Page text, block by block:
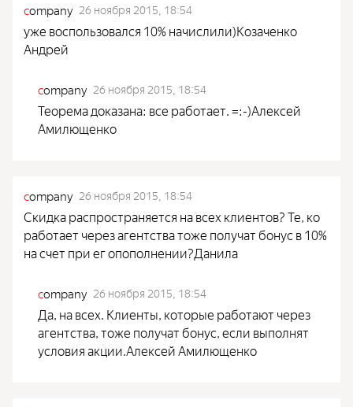
company 26 ноября 2015, 18:54
уже воспользовался 10% начислили)Козаченко
Андрей
company 26 ноября 2015, 18:54
Теорема доказана: все работает. =:-)Алексей
Амилющенко
company 26 ноября 2015, 18:54
Скидка распространяется на всех клиентов? Те, ко
работает через агентства тоже получат бонус в 10%
на счет при ег опополнении?Данила
company 26 ноября 2015, 18:54
Да, на всех. Клиенты, которые работают через
агентства, тоже получат бонус, если выполнят
условия акции.Алексей Амилющенко